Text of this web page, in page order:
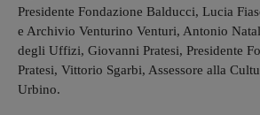
Presidente Fondazione Balducci, Lucia
e Archivio Venturino Venturi, Antonio
degli Uffizi, Giovanni Pratesi, Presidente
Pratesi, Vittorio Sgarbi, Assessore alla
Urbino.